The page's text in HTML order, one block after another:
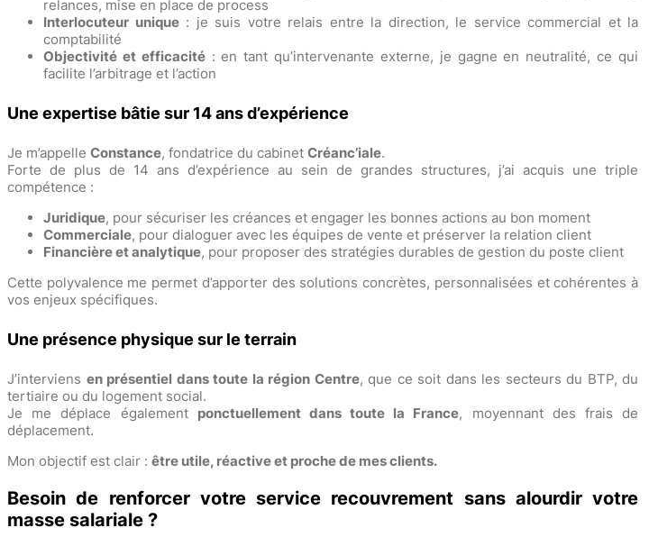
relances, mise en place de process
Interlocuteur unique: je suis votre relais entre la direction, le service commercial et la
comptabilité
Objectivité et efficacité: en tant qu’intervenante externe, je gagne en neutralité, ce qui
facilite l’arbitrage et l’action
Une expertise bâtie sur 14 ans d’expérience
Je m’appelle Constance, fondatrice du cabinet Créanc’iale.
Forte de plus de 14 ans d’expérience au sein de grandes structures, j’ai acquis une triple
compétence :
Juridique, pour sécuriser les créances et engager les bonnes actions au bon moment
Commerciale, pour dialoguer avec les équipes de vente et préserver la relation client
Financière et analytique, pour proposer des stratégies durables de gestion du poste client
Cette polyvalence me permet d’apporter des solutions concrètes, personnalisées et cohérentes à
vos enjeux spécifiques.
Une présence physique sur le terrain
J’interviens en présentiel dans toute la région Centre, que ce soit dans les secteurs du BTP, du
tertiaire ou du logement social.
Je me déplace également ponctuellement dans toute la France, moyennant des frais de
déplacement.
Mon objectif est clair : être utile, réactive et proche de mes clients.
Besoin de renforcer votre service recouvrement sans alourdir votre
masse salariale ?